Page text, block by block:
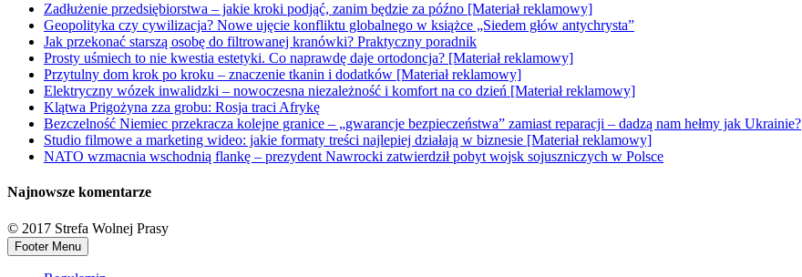
Zadłużenie przedsiębiorstwa – jakie kroki podjąć, zanim będzie za późno [Materiał reklamowy]
Geopolityka czy cywilizacja? Nowe ujęcie konfliktu globalnego w książce „Siedem głów antychrysta”
Jak przekonać starszą osobę do filtrowanej kranówki? Praktyczny poradnik
Prosty uśmiech to nie kwestia estetyki. Co naprawdę daje ortodoncja? [Materiał reklamowy]
Przytulny dom krok po kroku – znaczenie tkanin i dodatków [Materiał reklamowy]
Elektryczny wózek inwalidzki – nowoczesna niezależność i komfort na co dzień [Materiał reklamowy]
Klątwa Prigożyna zza grobu: Rosja traci Afrykę
Bezczelność Niemiec przekracza kolejne granice – „gwarancje bezpieczeństwa” zamiast reparacji – dadzą nam hełmy jak Ukrainie?
Studio filmowe a marketing wideo: jakie formaty treści najlepiej działają w biznesie [Materiał reklamowy]
NATO wzmacnia wschodnią flankę – prezydent Nawrocki zatwierdził pobyt wojsk sojuszniczych w Polsce
Najnowsze komentarze
© 2017 Strefa Wolnej Prasy
Footer Menu